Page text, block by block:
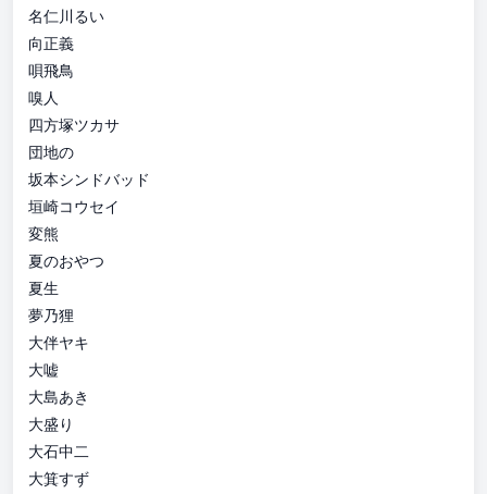
名仁川るい
向正義
唄飛鳥
嗅人
四方塚ツカサ
団地の
坂本シンドバッド
垣崎コウセイ
変熊
夏のおやつ
夏生
夢乃狸
大伴ヤキ
大嘘
大島あき
大盛り
大石中二
大箕すず